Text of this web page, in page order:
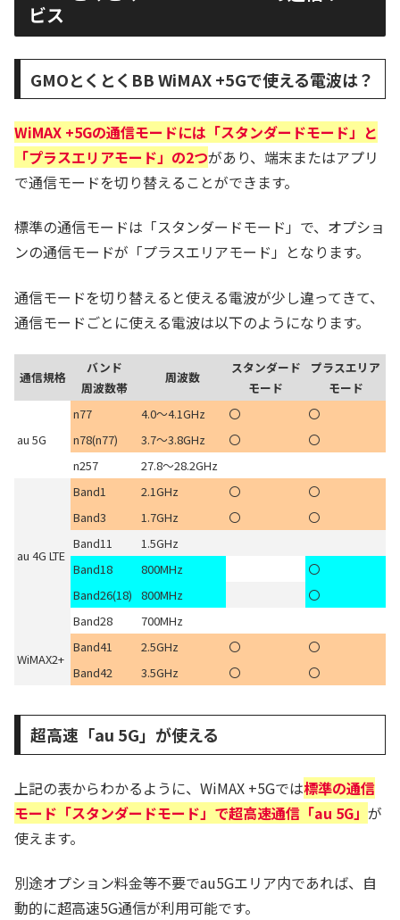
ビス
GMOとくとくBB WiMAX +5Gで使える電波は？
WiMAX +5Gの通信モードには「スタンダードモード」と
「プラスエリアモード」の2つがあり、端末またはアプリ
で通信モードを切り替えることができます。
標準の通信モードは「スタンダードモード」で、オプショ
ンの通信モードが「プラスエリアモード」となります。
通信モードを切り替えると使える電波が少し違ってきて、
通信モードごとに使える電波は以下のようになります。
通信規格
バンド
周波数帯
周波数
スタンダード
モード
プラスエリア
モード
au 5G
n77 4.0～4.1GHz 〇
〇
n78(n77)
3.7～3.8GHz 〇
〇
n257
27.8～28.2GHz
au 4G LTE
Band1 2.1GHz 〇
〇
Band3
1.7GHz 〇
〇
Band11
1.5GHz
Band18
800MHz
〇
Band26(18) 800MHz
〇
Band28
700MHz
WiMAX2+
Band41 2.5GHz 〇
〇
Band42
3.5GHz 〇 〇
超高速「au 5G」が使える
上記の表からわかるように、WiMAX +5Gでは標準の通信
モード「スタンダードモード」で超高速通信「au 5G」 が
使えます。
別途オプション料金等不要でau5Gエリア内であれば、自
動的に超高速5G通信が利用可能です。